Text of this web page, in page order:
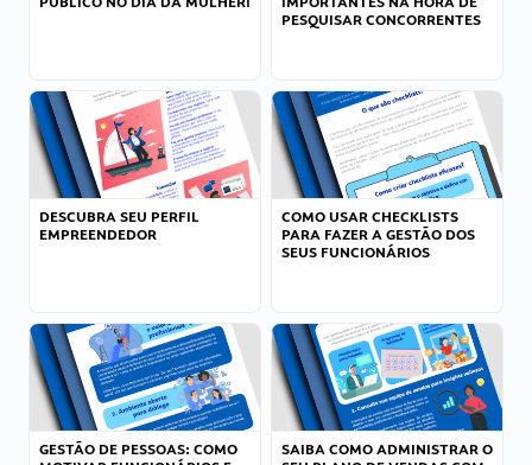
PESQUISAR CONCORRENTES
DESCUBRA SEU PERFIL
EMPREENDEDOR
COMO USAR CHECKLISTS
PARA FAZER A GESTÃO DOS
SEUS FUNCIONÁRIOS
GESTÃO DE PESSOAS: COMO
SAIBA COMO ADMINISTRAR O